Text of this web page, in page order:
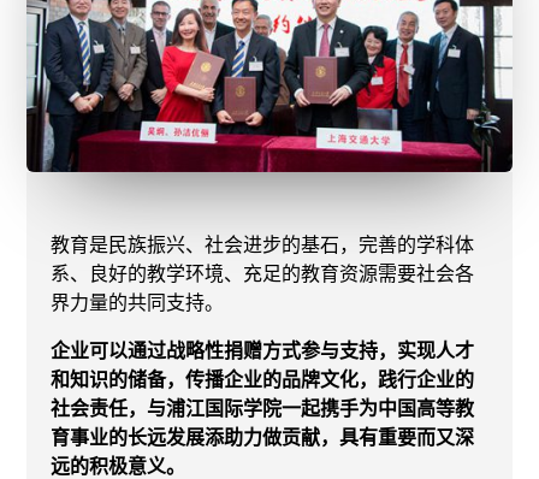
教育是民族振兴、社会进步的基石，完善的学科体
系、良好的教学环境、充足的教育资源需要社会各
界力量的共同支持。
企业可以通过战略性捐赠方式参与支持，实现人才
和知识的储备，传播企业的品牌文化，践行企业的
社会责任，与浦江国际学院一起携手为中国高等教
育事业的长远发展添助力做贡献，具有重要而又深
远的积极意义。